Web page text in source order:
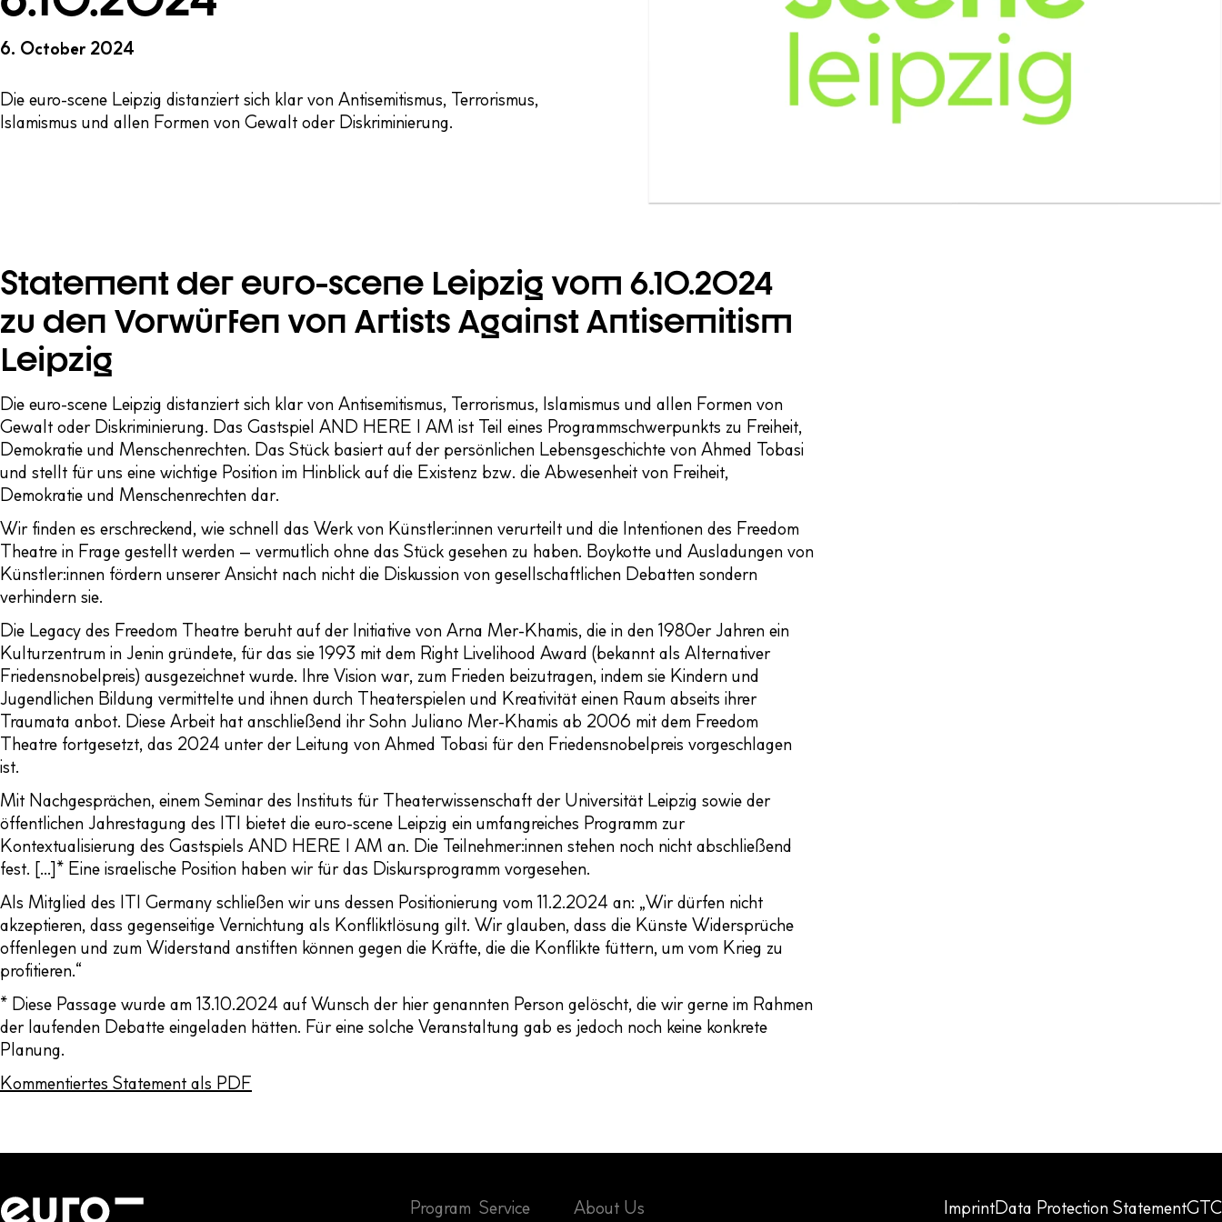
6. October 2024
Die euro-scene Leipzig distanziert sich klar von Antisemitismus, Terrorismus,
Islamismus und allen Formen von Gewalt oder Diskriminierung.
Statement der euro-scene Leipzig vom 6.10.2024
zu den Vorwürfen von Artists Against Antisemitism
Leipzig
Die euro-scene Leipzig distanziert sich klar von Antisemitismus, Terrorismus, Islamismus und allen Formen von
Gewalt oder Diskriminierung. Das Gastspiel AND HERE I AM ist Teil eines Programmschwerpunkts zu Freiheit,
Demokratie und Menschenrechten. Das Stück basiert auf der persönlichen Lebensgeschichte von Ahmed Tobasi
und stellt für uns eine wichtige Position im Hinblick auf die Existenz bzw. die Abwesenheit von Freiheit,
Demokratie und Menschenrechten dar.
Wir finden es erschreckend, wie schnell das Werk von Künstler:innen verurteilt und die Intentionen des Freedom
Theatre in Frage gestellt werden – vermutlich ohne das Stück gesehen zu haben. Boykotte und Ausladungen von
Künstler:innen fördern unserer Ansicht nach nicht die Diskussion von gesellschaftlichen Debatten sondern
verhindern sie.
Die Legacy des Freedom Theatre beruht auf der Initiative von Arna Mer-Khamis, die in den 1980er Jahren ein
Kulturzentrum in Jenin gründete, für das sie 1993 mit dem Right Livelihood Award (bekannt als Alternativer
Friedensnobelpreis) ausgezeichnet wurde. Ihre Vision war, zum Frieden beizutragen, indem sie Kindern und
Jugendlichen Bildung vermittelte und ihnen durch Theaterspielen und Kreativität einen Raum abseits ihrer
Traumata anbot. Diese Arbeit hat anschließend ihr Sohn Juliano Mer-Khamis ab 2006 mit dem Freedom
Theatre fortgesetzt, das 2024 unter der Leitung von Ahmed Tobasi für den Friedensnobelpreis vorgeschlagen
ist.
Mit Nachgesprächen, einem Seminar des Instituts für Theaterwissenschaft der Universität Leipzig sowie der
öffentlichen Jahrestagung des ITI bietet die euro-scene Leipzig ein umfangreiches Programm zur
Kontextualisierung des Gastspiels AND HERE I AM an. Die Teilnehmer:innen stehen noch nicht abschließend
fest. [...]* Eine israelische Position haben wir für das Diskursprogramm vorgesehen.
Als Mitglied des ITI Germany schließen wir uns dessen Positionierung vom 11.2.2024 an: „Wir dürfen nicht
akzeptieren, dass gegenseitige Vernichtung als Konfliktlösung gilt. Wir glauben, dass die Künste Widersprüche
offenlegen und zum Widerstand anstiften können gegen die Kräfte, die die Konflikte füttern, um vom Krieg zu
profitieren.“
* Diese Passage wurde am 13.10.2024 auf Wunsch der hier genannten Person gelöscht, die wir gerne im Rahmen
der laufenden Debatte eingeladen hätten. Für eine solche Veranstaltung gab es jedoch noch keine konkrete
Planung.
Kommentiertes Statement als PDF
Program Service About Us ImprintData Protection StatementGTC